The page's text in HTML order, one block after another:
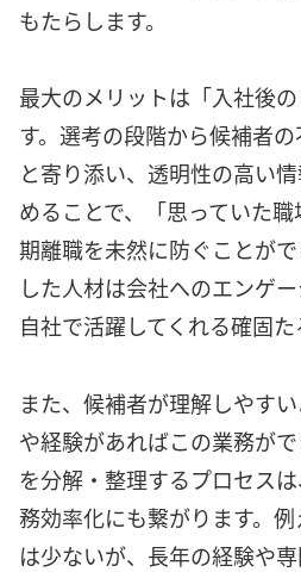
もたらします。
最大のメリットは「入社後
す。選考の段階から候補者
と寄り添い、透明性の高い
めることで、「思っていた
期離職を未然に防ぐことが
した人材は会社へのエンゲ
自社で活躍してくれる確固た
また、候補者が理解しやす
や経験があればこの業務が
を分解・整理するプロセス
務効率化にも繋がります。
は少ないが、長年の経験や